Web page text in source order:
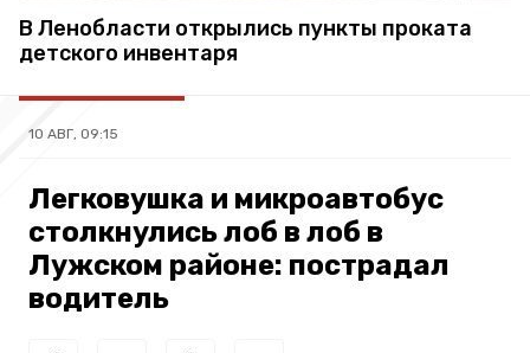
В Ленобласти открылись пункты проката
детского инвентаря
10 АВГ, 09:15
Легковушка и микроавтобус
столкнулись лоб в лоб в
Лужском районе: пострадал
водитель